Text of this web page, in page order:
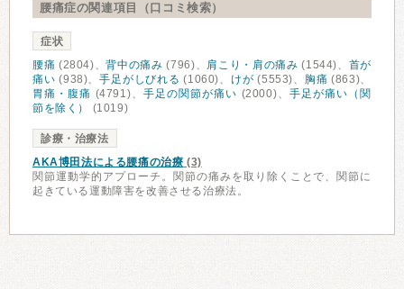
腰痛症の関連項目（口コミ検索）
症状
腰痛 (2804)、背中の痛み (796)、 肩こり・肩の痛み (1544)、 首が
痛い (938)、手足がしびれる (1060)、 けが (5553)、 胸痛 (863)、
胃痛・腹痛 (4791)、 手足の関節が痛い (2000)、 手足が痛い（関
節を除く）
(1019)
診療・治療法
AKA博田法による腰痛の治療 (3)
関節運動学的アプローチ。関節の痛みを取り除くことで、関節に
起きている運動障害を改善させる治療法。